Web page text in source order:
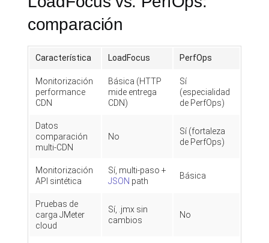
comparación
Característica LoadFocus PerfOps
Monitorización
performance
CDN
Básica (HTTP
mide entrega
CDN)
Sí
(especialidad
de PerfOps)
Datos
comparación
multi-CDN
No
Sí (fortaleza
de PerfOps)
Monitorización
API sintética
Sí, multi-paso +
JSON path
Básica
Pruebas de
carga JMeter
cloud
Sí, .jmx sin
cambios
No